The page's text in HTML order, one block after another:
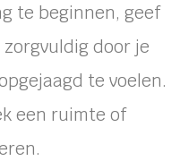
te beginnen, geef
door je
te voelen.
een ruimte of